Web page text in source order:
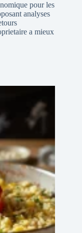
pour les
analyses
a mieux